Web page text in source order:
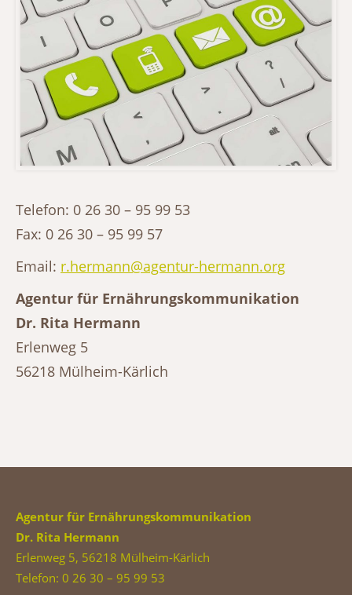
Telefon: 0 26 30 – 95 99 53
Fax: 0 26 30 – 95 99 57
Email: r.hermann@agentur-hermann.org
Agentur für Ernährungskommunikation
Dr. Rita Hermann
Erlenweg 5
56218 Mülheim-Kärlich
Agentur für Ernährungskommunikation
Dr. Rita Hermann
Erlenweg 5, 56218 Mülheim-Kärlich
Telefon: 0 26 30 – 95 99 53